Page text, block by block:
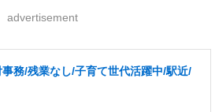
advertisement
務/残業なし/子育て世代活躍中/駅近/